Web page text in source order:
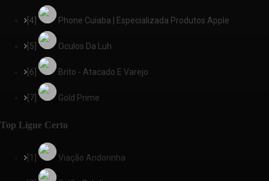
[4] Phone Cuiaba | Especializada Produtos Apple
[5] Oculos Da Luh
[6] Brito - Atacado E Varejo
[7] Gold Prime
Top Ligue Certo
[1] Viação Andorinha